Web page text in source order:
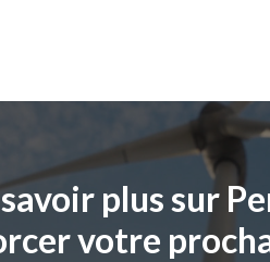
plus sur
votre